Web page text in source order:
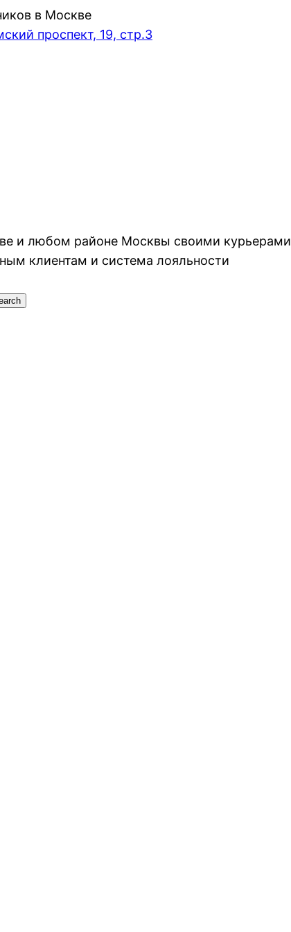
в Москве
проспект, 19, стр.3
и любом районе Москвы своими курьерами
клиентам и система лояльности